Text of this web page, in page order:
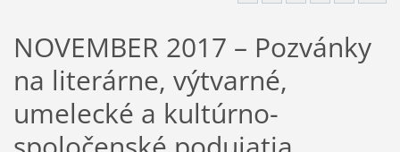
NOVEMBER 2017 – Pozvánky
na literárne, výtvarné,
umelecké a kultúrno-